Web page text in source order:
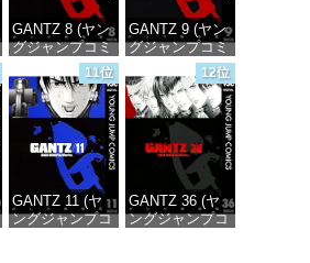
GANTZ 8 (ヤン
グジャンプコミ
ックスDIGITAL)
価格：¥100
GANTZ 9 (ヤン
グジャンプコミ
ックスDIGITAL)
価格：¥100
11位
GANTZ 11 (ヤ
ングジャンプコ
12位
GANTZ 36 (ヤ
ングジャンプコ